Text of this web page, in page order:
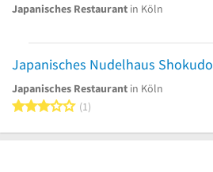
Japanisches Restaurant in Köln
Japanisches Nudelhaus Shokudo
Japanisches Restaurant in Köln
3 von 5 Sternen
1